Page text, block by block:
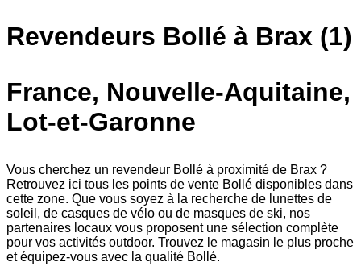
Revendeurs Bollé à Brax (1)
France, Nouvelle-Aquitaine,
Lot-et-Garonne
Vous cherchez un revendeur Bollé à proximité de Brax ?
Retrouvez ici tous les points de vente Bollé disponibles dans
cette zone. Que vous soyez à la recherche de lunettes de
soleil, de casques de vélo ou de masques de ski, nos
partenaires locaux vous proposent une sélection complète
pour vos activités outdoor. Trouvez le magasin le plus proche
et équipez-vous avec la qualité Bollé.